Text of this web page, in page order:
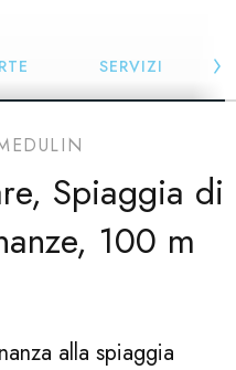
SERVIZI
Spiaggia di
100 m
alla spiaggia